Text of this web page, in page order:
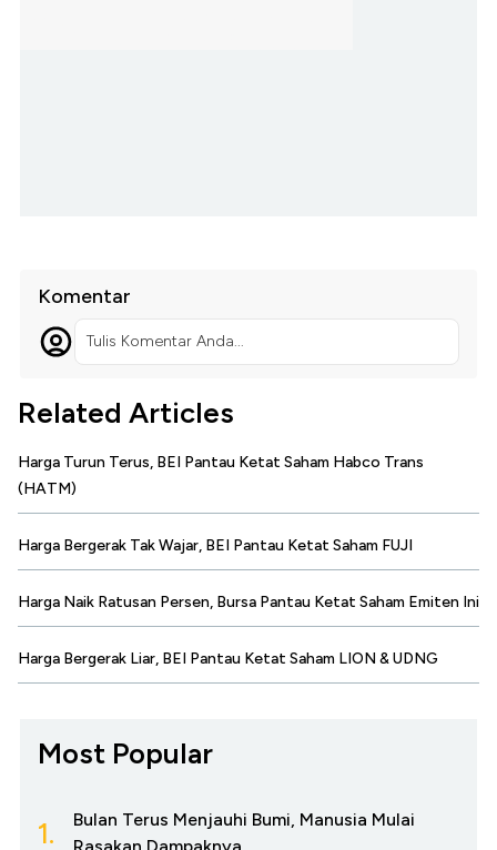
Komentar
Tulis Komentar Anda...
Related Articles
Harga Turun Terus, BEI Pantau Ketat Saham Habco Trans
(HATM)
Harga Bergerak Tak Wajar, BEI Pantau Ketat Saham FUJI
Harga Naik Ratusan Persen, Bursa Pantau Ketat Saham Emiten Ini
Harga Bergerak Liar, BEI Pantau Ketat Saham LION & UDNG
Most Popular
1.
Bulan Terus Menjauhi Bumi, Manusia Mulai